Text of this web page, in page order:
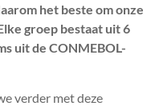
het beste om onze
groep bestaat uit 6
uit de CONMEBOL-
verder met deze